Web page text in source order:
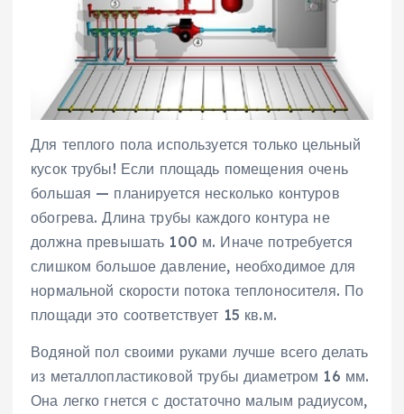
Для теплого пола используется только цельный
кусок трубы! Если площадь помещения очень
большая — планируется несколько контуров
обогрева. Длина трубы каждого контура не
должна превышать 100 м. Иначе потребуется
слишком большое давление, необходимое для
нормальной скорости потока теплоносителя. По
площади это соответствует 15 кв.м.
Водяной пол своими руками лучше всего делать
из металлопластиковой трубы диаметром 16 мм.
Она легко гнется с достаточно малым радиусом,